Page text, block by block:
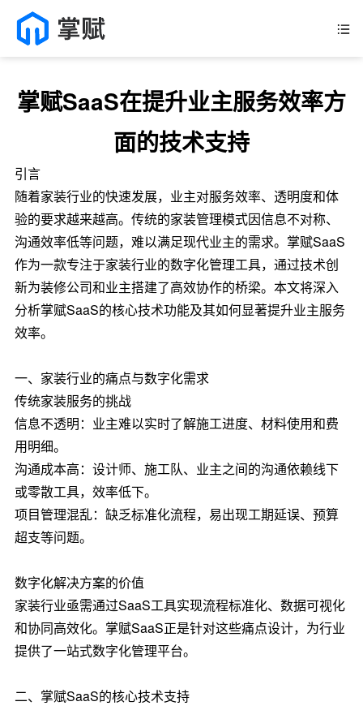
掌赋SaaS在提升业主服务效率方
面的技术支持
引言
随着家装行业的快速发展，业主对服务效率、透明度和体
验的要求越来越高。传统的家装管理模式因信息不对称、
沟通效率低等问题，难以满足现代业主的需求。掌赋SaaS
作为一款专注于家装行业的数字化管理工具，通过技术创
新为装修公司和业主搭建了高效协作的桥梁。本文将深入
分析掌赋SaaS的核心技术功能及其如何显著提升业主服务
效率。
一、家装行业的痛点与数字化需求
传统家装服务的挑战
信息不透明：业主难以实时了解施工进度、材料使用和费
用明细。
沟通成本高：设计师、施工队、业主之间的沟通依赖线下
或零散工具，效率低下。
项目管理混乱：缺乏标准化流程，易出现工期延误、预算
超支等问题。
数字化解决方案的价值
家装行业亟需通过SaaS工具实现流程标准化、数据可视化
和协同高效化。掌赋SaaS正是针对这些痛点设计，为行业
提供了一站式数字化管理平台。
二、掌赋SaaS的核心技术支持